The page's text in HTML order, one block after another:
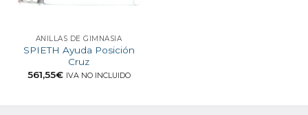
ANILLAS DE GIMNASIA
SPIETH Ayuda Posición
Cruz
561,55€ IVA NO INCLUIDO